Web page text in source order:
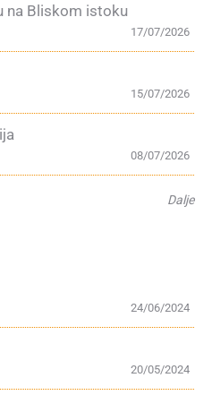
na Bliskom istoku
17/07/2026
15/07/2026
08/07/2026
Dalje
24/06/2024
20/05/2024